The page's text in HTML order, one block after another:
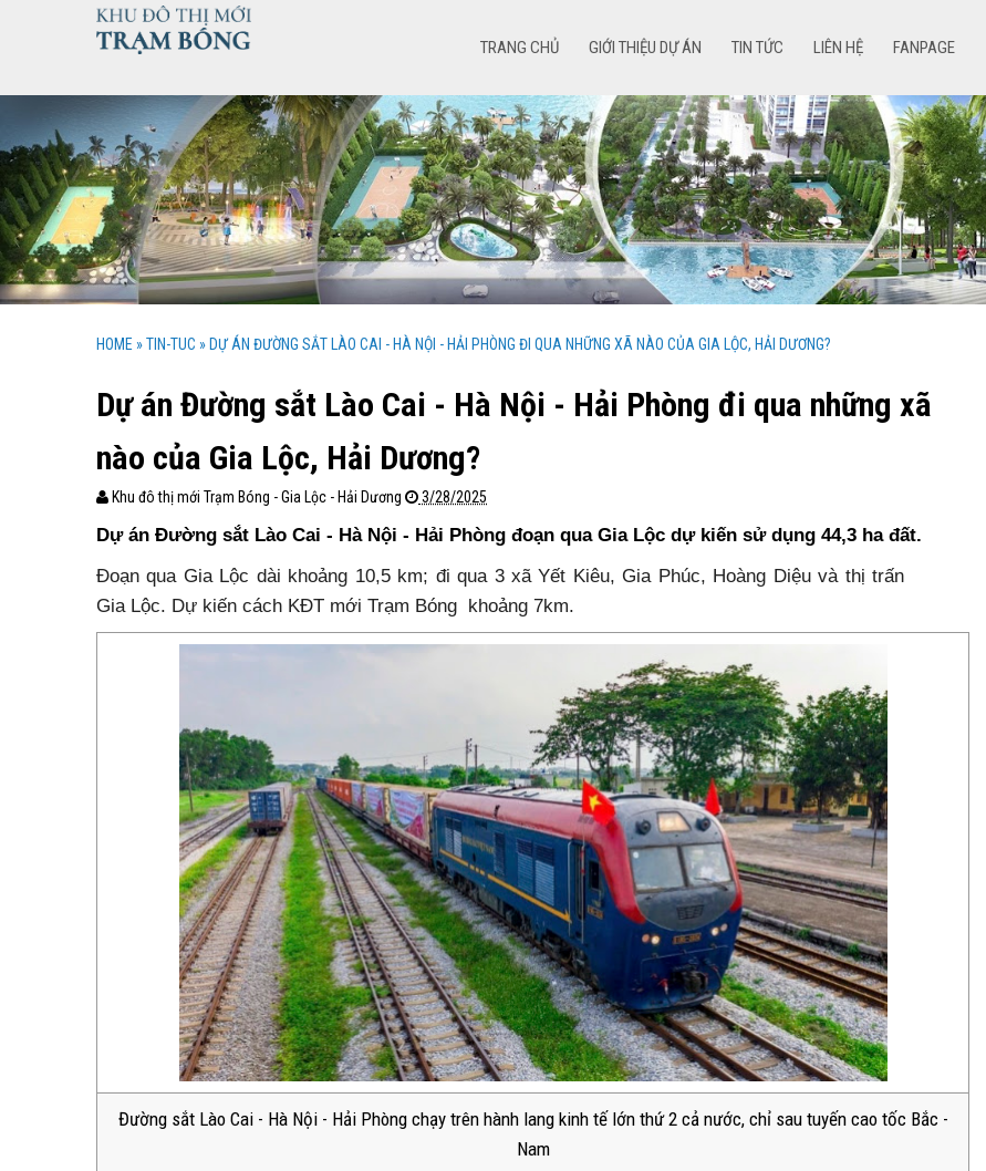
TRANG CHỦ GIỚI THIỆU DỰ ÁN TIN TỨC LIÊN HỆ FANPAGE
HOME »TIN-TUC » DỰ ÁN ĐƯỜNG SẮT LÀO CAI - HÀ NỘI - HẢI PHÒNG ĐI QUA NHỮNG XÃ NÀO CỦA GIA LỘC, HẢI DƯƠNG?
Dự án Đường sắt Lào Cai - Hà Nội - Hải Phòng đi qua những xã
nào của Gia Lộc, Hải Dương?
Khu đô thị mới Trạm Bóng - Gia Lộc - Hải Dương 3/28/2025
Dự án Đường sắt Lào Cai - Hà Nội - Hải Phòng đoạn qua Gia Lộc dự kiến sử dụng 44,3 ha đất.
Đoạn qua Gia Lộc dài khoảng 10,5 km; đi qua 3 xã Yết Kiêu, Gia Phúc, Hoàng Diệu và thị trấn
Gia Lộc. Dự kiến cách KĐT mới Trạm Bóng khoảng 7km.
Đường sắt Lào Cai - Hà Nội - Hải Phòng chạy trên hành lang kinh tế lớn thứ 2 cả nước, chỉ sau tuyến cao tốc Bắc -
Nam